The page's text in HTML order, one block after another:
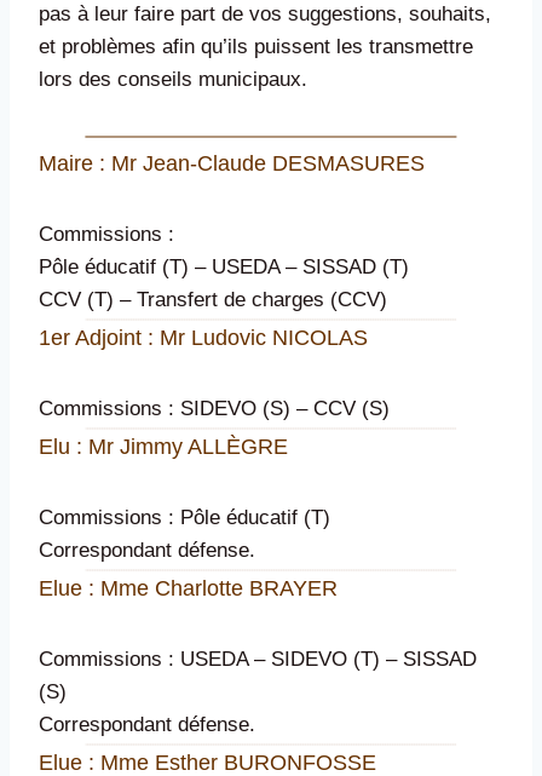
pas à leur faire part de vos suggestions, souhaits,
et problèmes afin qu’ils puissent les transmettre
lors des conseils municipaux.
Maire : Mr Jean-Claude DESMASURES
Commissions :
Pôle éducatif (T) – USEDA – SISSAD (T)
CCV (T) – Transfert de charges (CCV)
1er Adjoint : Mr Ludovic NICOLAS
Commissions : SIDEVO (S) – CCV (S)
Elu : Mr Jimmy ALLÈGRE
Commissions : Pôle éducatif (T)
Correspondant défense.
Elue : Mme Charlotte BRAYER
Commissions : USEDA – SIDEVO (T) – SISSAD
(S)
Correspondant défense.
Elue : Mme Esther BURONFOSSE